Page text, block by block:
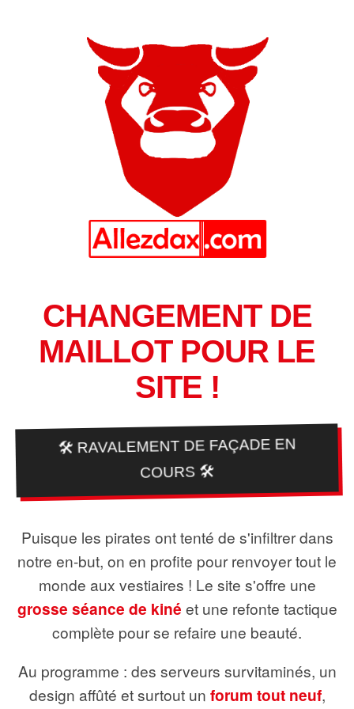
CHANGEMENT DE
MAILLOT POUR LE
SITE !
🛠️ RAVALEMENT DE FAÇADE EN
COURS 🛠️
Puisque les pirates ont tenté de s'infiltrer dans
notre en-but, on en profite pour renvoyer tout le
monde aux vestiaires ! Le site s'offre une
grosse séance de kiné et une refonte tactique
complète pour se refaire une beauté.
Au programme : des serveurs survitaminés, un
design affûté et surtout un forum tout neuf,